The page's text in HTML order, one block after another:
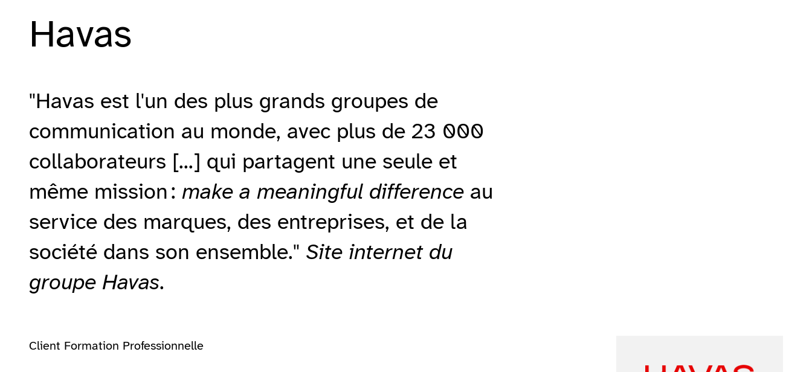
Havas
"Havas est l'un des plus grands groupes de
communication au monde, avec plus de 23 000
collaborateurs [...] qui partagent une seule et
même mission : make a meaningful difference au
service des marques, des entreprises, et de la
société dans son ensemble." Site internet du
groupe Havas.
Client Formation Professionnelle